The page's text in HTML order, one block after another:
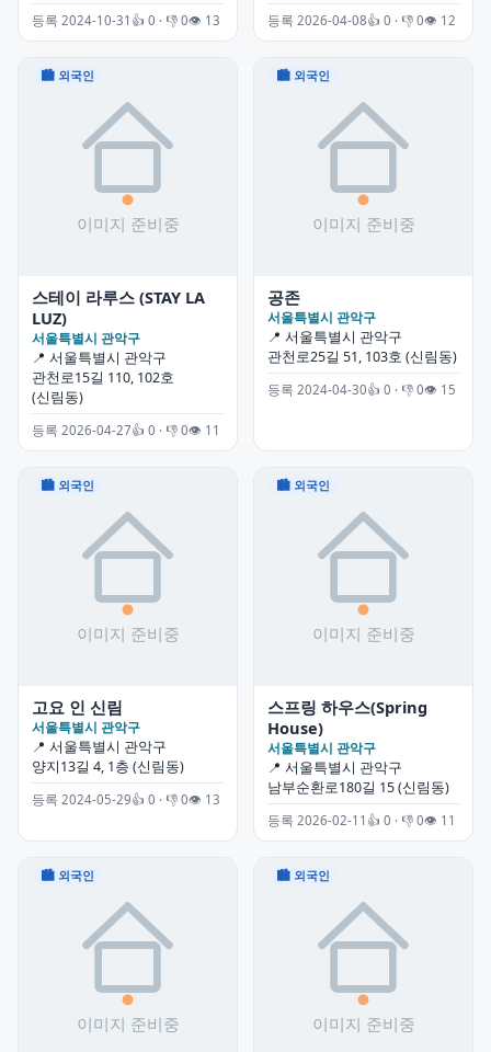
등록 2024-10-31 👍 0 · 👎 0👁 13 등록 2026-04-08👍 0 · 👎 0👁 12
🏙 외국인
스테이 라루스 (STAY LA
LUZ)
서울특별시 관악구
📍 서울특별시 관악구
관천로15길 110, 102호
(신림동)
등록 2026-04-27👍 0 · 👎 0👁 11
🏙 외국인
공존
서울특별시 관악구
📍 서울특별시 관악구
관천로25길 51, 103호 (신림동)
등록 2024-04-30👍 0 · 👎 0👁 15
🏙 외국인
고요 인 신림
서울특별시 관악구
📍 서울특별시 관악구
양지13길 4, 1층 (신림동)
등록 2024-05-29👍 0 · 👎 0👁 13
🏙 외국인
스프링 하우스(Spring
House)
서울특별시 관악구
📍 서울특별시 관악구
남부순환로180길 15 (신림동)
등록 2026-02-11 👍 0 · 👎 0👁 11
🏙 외국인 🏙 외국인